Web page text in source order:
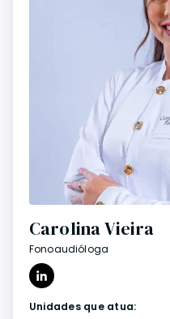
Carolina Vieira
Fonoaudióloga
Unidades que atua: